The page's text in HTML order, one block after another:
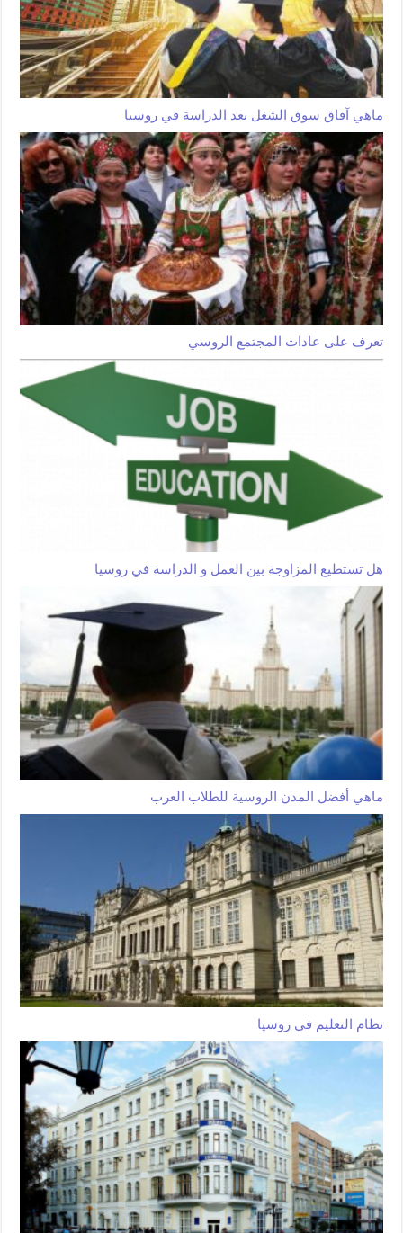
ماهي آفاق سوق الشغل بعد الدراسة في روسيا
تعرف على عادات المجتمع الروسي
هل تستطيع المزاوجة بين العمل و الدراسة في روسيا
ماهي أفضل المدن الروسية للطلاب العرب
نظام التعليم في روسيا